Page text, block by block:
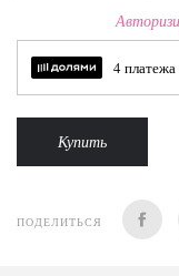
4 платежа
Купить
ПОДЕЛИТЬСЯ